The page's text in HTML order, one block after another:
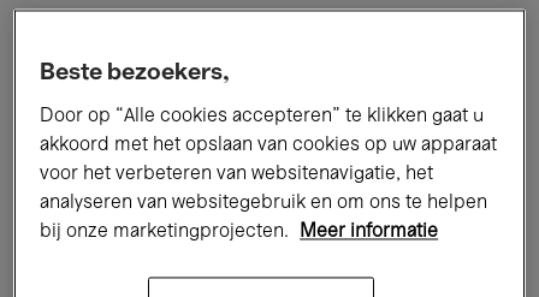
Performances Lezingen & Debatten
Jazz Klassieke Muziek Global Music
Beste bezoekers,
Door op “Alle cookies accepteren” te klikken gaat u
akkoord met het opslaan van cookies op uw apparaat
voor het verbeteren van websitenavigatie, het
analyseren van websitegebruik en om ons te helpen
bij onze marketingprojecten.
Meer informatie